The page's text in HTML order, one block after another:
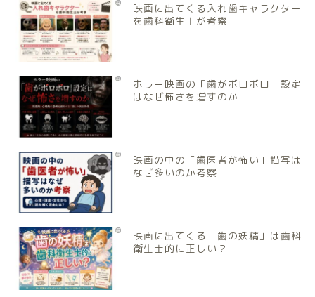
映画に出てくる入れ歯キャラクター
を歯科衛生士が考察
ホラー映画の「歯がボロボロ」設定
はなぜ怖さを増すのか
映画の中の「歯医者が怖い」描写は
なぜ多いのか考察
映画に出てくる「歯の妖精」は歯科
衛生士的に正しい？